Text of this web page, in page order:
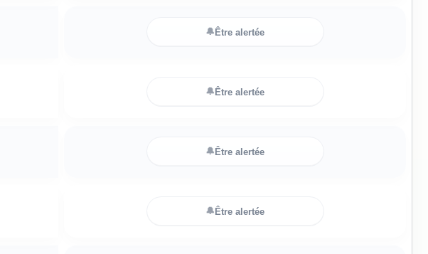
🔔Être alertée
🔔Être alertée
🔔Être alertée
🔔Être alertée